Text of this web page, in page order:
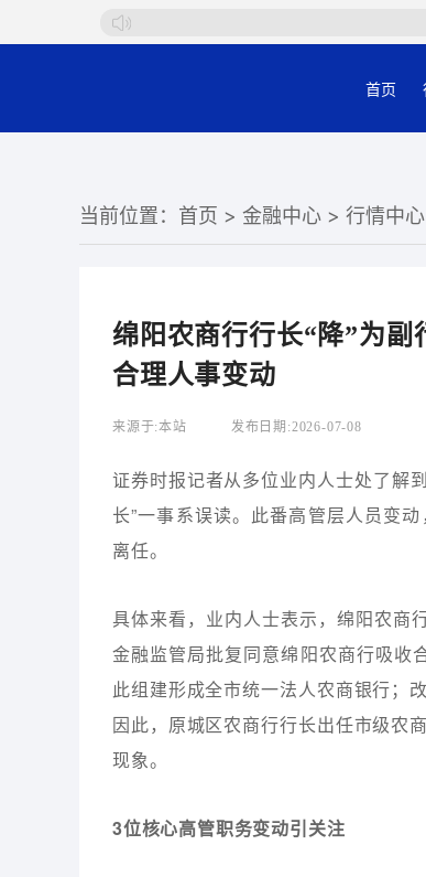
FOCA
首页
当前位置： 首页 > 金融中心 > 行情中心
绵阳农商行行长“降”为
合理人事变动
来源于:本站 发布日期:2026-07-08
证券时报记者从多位业内人士处了解
长”一事系误读。此番高管层人员变
离任。
具体来看，业内人士表示，绵阳农商
金融监管局批复同意绵阳农商行吸收
此组建形成全市统一法人农商银行；
因此，原城区农商行行长出任市级农
现象。
3位核心高管职务变动引关注